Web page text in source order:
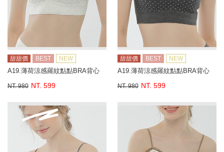
甜甜價 BEST NEW
A19.薄荷涼感羅紋點點BRA背心
NT. 980 NT. 599
甜甜價 BEST NEW
A19.薄荷涼感羅紋點點BRA背心
NT. 980 NT. 599